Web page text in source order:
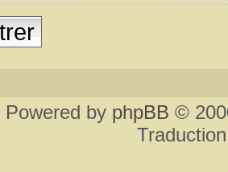
Powered by phpBB ©